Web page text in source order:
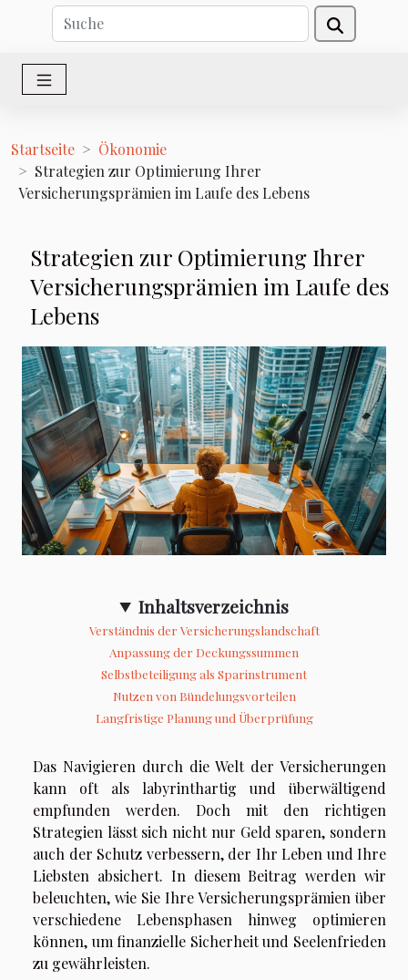
Startseite
Ökonomie
Strategien zur Optimierung Ihrer
Versicherungsprämien im Laufe des Lebens
Strategien zur Optimierung Ihrer
Versicherungsprämien im Laufe des
Lebens
Inhaltsverzeichnis
Verständnis der Versicherungslandschaft
Anpassung der Deckungssummen
Selbstbeteiligung als Sparinstrument
Nutzen von Bündelungsvorteilen
Langfristige Planung und Überprüfung
Das Navigieren durch die Welt der Versicherungen
kann oft als labyrinthartig und überwältigend
empfunden werden. Doch mit den richtigen
Strategien lässt sich nicht nur Geld sparen, sondern
auch der Schutz verbessern, der Ihr Leben und Ihre
Liebsten absichert. In diesem Beitrag werden wir
beleuchten, wie Sie Ihre Versicherungsprämien über
verschiedene Lebensphasen hinweg optimieren
können, um finanzielle Sicherheit und Seelenfrieden
zu gewährleisten.